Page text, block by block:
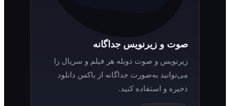
صوت و زیرنویس جداگانه
زیرنویس و صوت دوبله هر فیلم و سریال را
می‌توانید به‌صورت جداگانه از باکس دانلود
ذخیره و استفاده کنید.